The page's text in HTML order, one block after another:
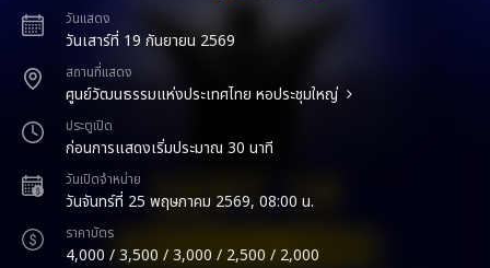
วันแสดง
วันเสาร์ที่ 19 กันยายน 2569
สถานที่แสดง
ศูนย์วัฒนธรรมแห่งประเทศไทย หอประชุมใหญ่
ประตูเปิด
ก่อนการแสดงเริ่มประมาณ 30 นาที
วันเปิดจำหน่าย
วันจันทร์ที่ 25 พฤษภาคม 2569, 08:00 น.
ราคาบัตร
4,000 / 3,500 / 3,000 / 2,500 / 2,000